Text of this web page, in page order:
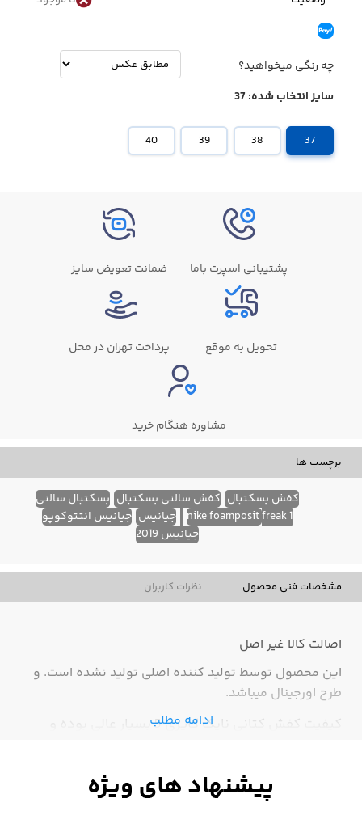
چه رنگی میخواهید؟
سایز انتخاب شده:37
37
38
39
40
پشتیبانی اسپرت باما ضمانت تعویض سایز
تحویل به موقع پرداخت تهران در محل
مشاوره هنگام خرید
برچسب ها
کفش بسکتبال کفش سالنی بسکتبال بسکتبال سالنی
nike foampositfreak 1 جیانیس جیانیس انتتوکوپو
جیانیس 2019
مشخصات فنی محصول نظرات کاربران
اصالت کالا غیر اصل
این محصول توسط تولید کننده اصلی تولید نشده است. و
طرح اورجینال میباشد.
کیفیت کفش کتانی نایک کایری 5 بسیار عالی بوده وادامه مطلب